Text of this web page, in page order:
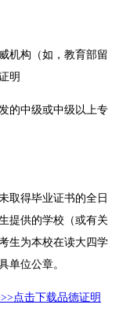
机构（如，教育部留
明
的中级或中级以上专
取得毕业证书的全日
提供的学校（或有关
生为本校在读大四学
单位公章。
点击下载品德证明